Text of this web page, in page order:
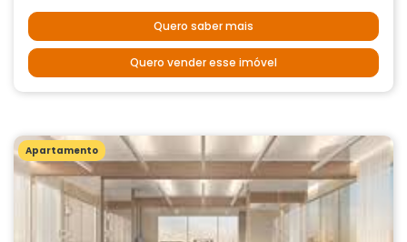
Quero saber mais
Quero vender esse imóvel
Apartamento